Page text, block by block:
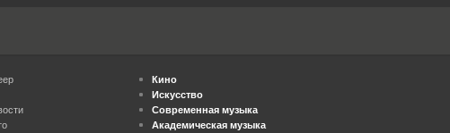
Кино
Искусство
Современная музыка
Академическая музыка